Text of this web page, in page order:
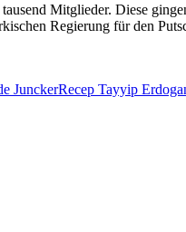
Mitglieder. Diese
Regierung für den
JunckerRecep Tayyip